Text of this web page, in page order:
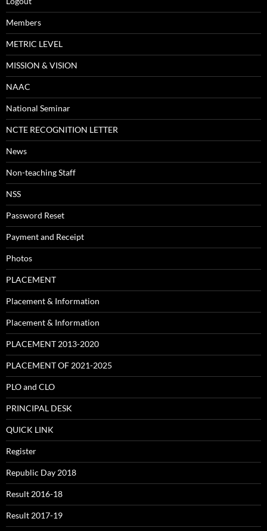
Members
METRIC LEVEL
MISSION & VISION
NAAC
National Seminar
NCTE RECOGNITION LETTER
News
Non-teaching Staff
NSS
Password Reset
Payment and Receipt
Photos
PLACEMENT
Placement & Information
Placement & Information
PLACEMENT 2013-2020
PLACEMENT OF 2021-2025
PLO and CLO
PRINCIPAL DESK
QUICK LINK
Register
Republic Day 2018
Result 2016-18
Result 2017-19